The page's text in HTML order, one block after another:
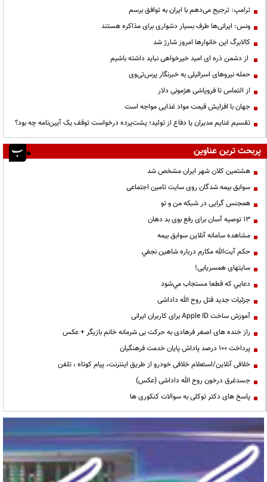
ترامپ: ترجیح می‌دهم با ایران به توافق برسم
ونس: ایرانی‌ها طرف بسیار دشواری برای مذاکره هستند
کالابرگ این خانوارها امروز شارژ شد
از دشمن ذره ای امید خیرخواهی نباید داشته باشیم
حمله نیروهای اسرائیلی به خبرنگار پرس‌تی‌وی
از التماس تا فروپاشی هژمونی دلار
جهان با افزایش قیمت مواد غذایی مواجه است
تقسیم غنایم مدیران یا دفاع از تولید؛ پشت‌پرده درخواست توقف یک آیین‌نامه چه بود؟
پربحث ترین عناوین
هشتمین کلان شهر ایران مشخص شد
سوابق بیمه شدگان روی سایت تامین اجتماعی
همجنس گرایی در شبکه من و تو
13 توصیه آسان برای رفع بوی بد دهان
مشاهده سامانه آنلاين سوابق بیمه
حكم آيت‌الله مكارم درباره شاهين نجفي
سایتهای همسریابی!
دعايي كه قطعا مستجاب مي‌شود
جزئیات جدید قتل روح الله داداشی
آموزش ساخت Apple ID برای کاربران ایرانی
راز خنده های اصغر فرهادی به حرکت بی شرمانه خانم بازیگر + عکس
پرداخت ۱۰۰ درصد پاداش پایان خدمت فرهنگیان
خلافی آنلاین/استعلام خلافی خودرو از طریق اینترنت، پیام کوتاه ، تلفن
جسدغرق درخون روح الله داداشی (عکس)
پاسخ های دکتر توکلی به سوالات کنکوری ها